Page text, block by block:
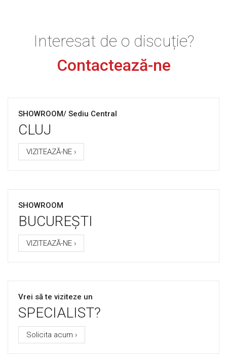
Interesat de o discuție?
Contactează-ne
SHOWROOM/ Sediu Central
CLUJ
VIZITEAZĂ-NE ›
SHOWROOM
BUCUREȘTI
VIZITEAZĂ-NE ›
Vrei să te viziteze un
SPECIALIST?
Solicita acum ›